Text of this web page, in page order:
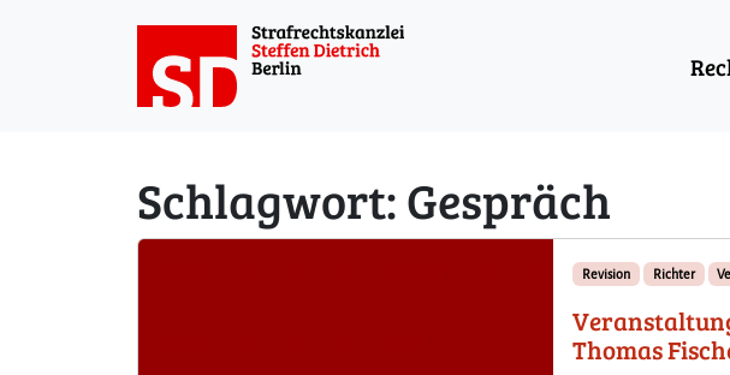
Schlagwort:Gespräch
Revision Richter
Thomas